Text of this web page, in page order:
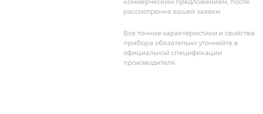
рассмотрения вашей заявки.
Все точные характеристики и свойства
прибора обязательно уточняйте в
официальной спецификации
производителя.